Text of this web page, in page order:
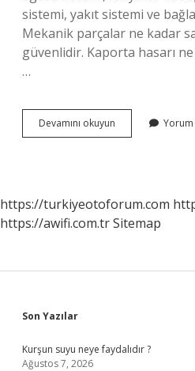
sistemi, yakıt sistemi ve
Mekanik parçalar ne kadar
güvenlidir. Kaporta hasarı ne
…
Devamını okuyun Kaporta
Aksami
Yorum
https://turkiyeotoforum.com
https://awifi.com.trSitemap
Sidebar
Son Yazılar
Kurşun suyu neye faydalıdır ?
Ağustos 7, 2026